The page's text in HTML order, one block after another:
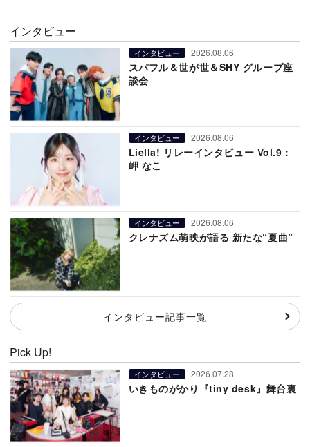
インタビュー
インタビュー 2026.08.06
スパフル＆世が世＆SHY グループ座
談会
インタビュー 2026.08.06
Liella! リレーインタビュー Vol.9：
岬 なこ
インタビュー 2026.08.06
クレナズム萌映が語る 新たな“夏曲”
インタビュー記事一覧
Pick Up!
インタビュー 2026.07.28
いきものがかり『tiny desk』舞台裏